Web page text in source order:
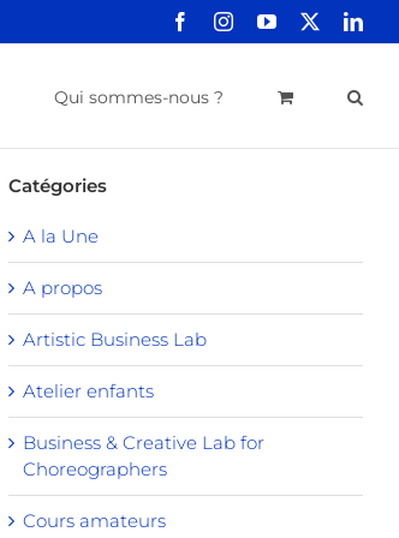
FacebookInstagramYouTube
Qui sommes-nous ?
Catégories
A la Une
A propos
Artistic Business Lab
Atelier enfants
Business & Creative Lab for
Choreographers
Cours amateurs